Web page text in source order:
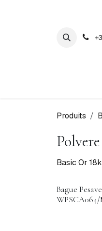
Produits
Basic Or 18k
Bague